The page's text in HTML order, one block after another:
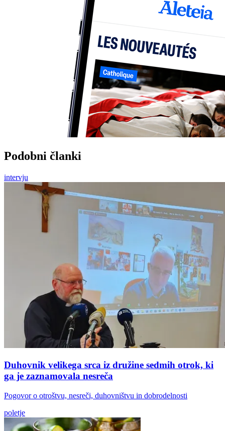
Podobni članki
intervju
Duhovnik velikega srca iz družine sedmih otrok, ki
ga je zaznamovala nesreča
Pogovor o otroštvu, nesreči, duhovništvu in dobrodelnosti
poletje